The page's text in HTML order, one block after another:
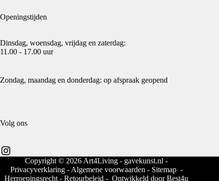
Openingstijden
Dinsdag, woensdag, vrijdag en zaterdag:
11.00 - 17.00 uur
Zondag, maandag en donderdag: op afspraak geopend
Volg ons
Instagram
Copyright © 2026 Art4Living - gavekunst.nl -
Privacyverklaring- Algemene voorwaarden - Sitemap-
Herroepingsrecht -Retourbeleid - Ontwikkeld doorBest4u